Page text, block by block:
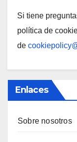
Si tiene
política de
de
Enlaces
Sobre nosotros